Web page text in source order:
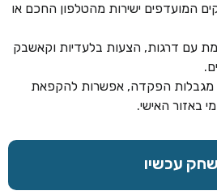
המועדפים ישירות מהטלפון החכם או
עם דרגות, הצעות בלעדיות וקאשבק
מגבלות הפקדה, אפשרות להקפאת
באזור האישי.
שחק עכשיו